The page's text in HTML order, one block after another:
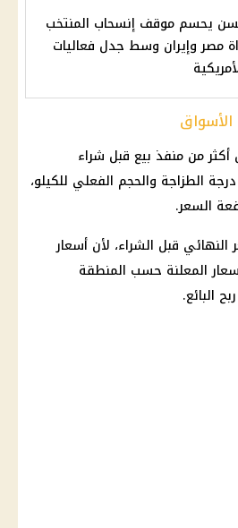
يحسم موقف إنسحاب المنتخب
مصر وإيران وسط جدل فعاليات
أكثر من منفذ بيع قبل شراء
الطزاجة والحجم الفعلي للكيلو،
السعر.
قبل الشراء، لأن أسعار
المعلنة حسب المنطقة
البائع.